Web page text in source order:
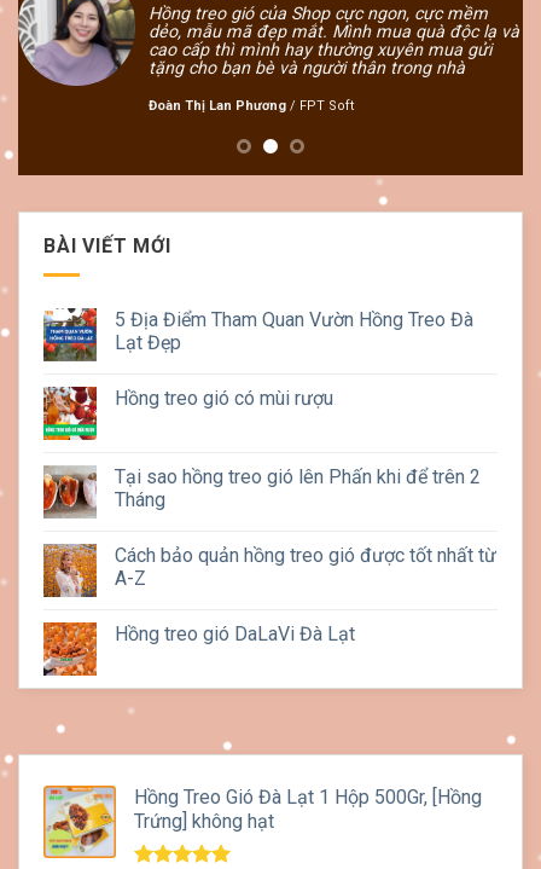
Hồng treo gió của Shop cực ngon, cực mềm
dẻo, mẫu mã đẹp mắt. Mình mua quà độc lạ và
cao cấp thì mình hay thường xuyên mua gửi
tặng cho bạn bè và người thân trong nhà
Đoàn Thị Lan Phương / FPT Soft
BÀI VIẾT MỚI
5 Địa Điểm Tham Quan Vườn Hồng Treo Đà
Lạt Đẹp
Hồng treo gió có mùi rượu
Tại sao hồng treo gió lên Phấn khi để trên 2
Tháng
Cách bảo quản hồng treo gió được tốt nhất từ
A-Z
Hồng treo gió DaLaVi Đà Lạt
Hồng Treo Gió Đà Lạt 1 Hộp 500Gr, [Hồng
Trứng] không hạt